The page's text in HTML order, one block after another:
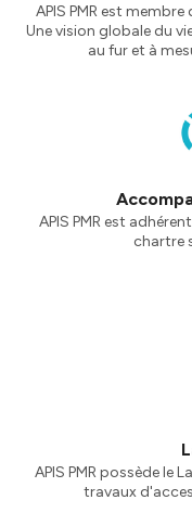
APIS PMR est
Une vision globale du
au fur et à
APIS PMR est
chartre
APIS PMR possède le
travaux